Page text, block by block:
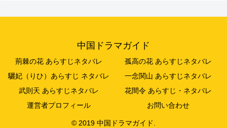
中国ドラマガイド
荊棘の花 あらすじネタバレ
孤高の花 あらすじネタバレ
驪妃（りひ）あらすじ ネタバレ
一念関山 あらすじネタバレ
武則天 あらすじネタバレ
花間令 あらすじ・ネタバレ
運営者プロフィール
お問い合わせ
© 2019 中国ドラマガイド.